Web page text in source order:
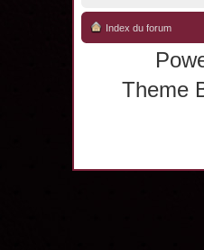
Index du forum
Theme